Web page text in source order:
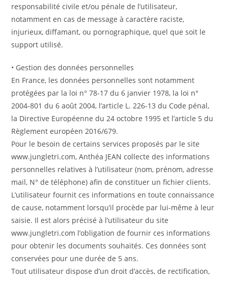
responsabilité civile et/ou pénale de l’utilisateur,
notamment en cas de message à caractère raciste,
injurieux, diffamant, ou pornographique, quel que soit le
support utilisé.
• Gestion des données personnelles
En France, les données personnelles sont notamment
protégées par la loi n° 78-17 du 6 janvier 1978, la loi n°
2004-801 du 6 août 2004, l’article L. 226-13 du Code pénal,
la Directive Européenne du 24 octobre 1995 et l’article 5 du
Règlement européen 2016/679.
Pour le besoin de certains services proposés par le site
www.jungletri.com, Anthéa JEAN collecte des informations
personnelles relatives à l’utilisateur (nom, prénom, adresse
mail, N° de téléphone) afin de constituer un fichier clients.
L’utilisateur fournit ces informations en toute connaissance
de cause, notamment lorsqu’il procède par lui-même à leur
saisie. Il est alors précisé à l’utilisateur du site
www.jungletri.com l’obligation de fournir ces informations
pour obtenir les documents souhaités. Ces données sont
conservées pour une durée de 5 ans.
Tout utilisateur dispose d’un droit d’accès, de rectification,